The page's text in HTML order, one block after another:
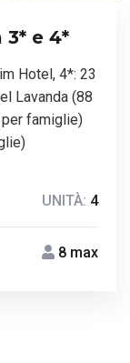
e 4*
Hotel, 4*: 23
Lavanda (88
per famiglie)
UNITÀ: 4
8 max